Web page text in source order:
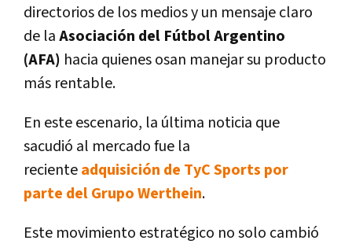
directorios de los medios y un mensaje claro
de laAsociación del Fútbol Argentino
(AFA) hacia quienes osan manejar su producto
más rentable.
En este escenario, la última noticia que
sacudió al mercado fue la
recienteadquisición de TyC Sports por
parte del Grupo Werthein.
Este movimiento estratégico no solo cambió